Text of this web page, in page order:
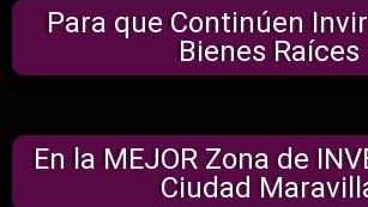
Para que Continúen
Bienes Raíces
En la MEJOR Zona de
Ciudad